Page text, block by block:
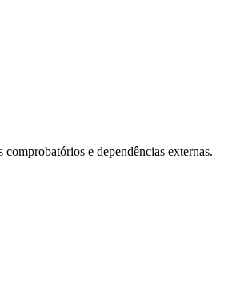
e dependências externas.